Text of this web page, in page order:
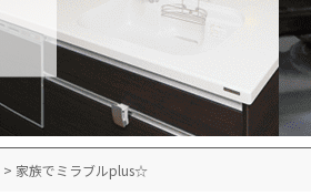
> 家族でミラブルplus☆